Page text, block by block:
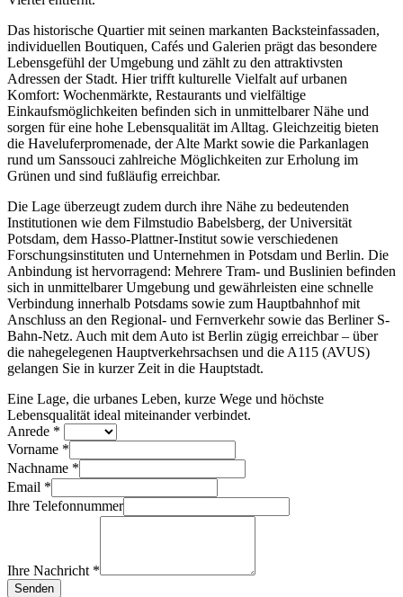
Das historische Quartier mit seinen markanten Backsteinfassaden,
individuellen Boutiquen, Cafés und Galerien prägt das besondere
Lebensgefühl der Umgebung und zählt zu den attraktivsten
Adressen der Stadt. Hier trifft kulturelle Vielfalt auf urbanen
Komfort: Wochenmärkte, Restaurants und vielfältige
Einkaufsmöglichkeiten befinden sich in unmittelbarer Nähe und
sorgen für eine hohe Lebensqualität im Alltag. Gleichzeitig bieten
die Haveluferpromenade, der Alte Markt sowie die Parkanlagen
rund um Sanssouci zahlreiche Möglichkeiten zur Erholung im
Grünen und sind fußläufig erreichbar.
Die Lage überzeugt zudem durch ihre Nähe zu bedeutenden
Institutionen wie dem Filmstudio Babelsberg, der Universität
Potsdam, dem Hasso-Plattner-Institut sowie verschiedenen
Forschungsinstituten und Unternehmen in Potsdam und Berlin. Die
Anbindung ist hervorragend: Mehrere Tram- und Buslinien befinden
sich in unmittelbarer Umgebung und gewährleisten eine schnelle
Verbindung innerhalb Potsdams sowie zum Hauptbahnhof mit
Anschluss an den Regional- und Fernverkehr sowie das Berliner S-
Bahn-Netz. Auch mit dem Auto ist Berlin zügig erreichbar – über
die nahegelegenen Hauptverkehrsachsen und die A115 (AVUS)
gelangen Sie in kurzer Zeit in die Hauptstadt.
Eine Lage, die urbanes Leben, kurze Wege und höchste
Lebensqualität ideal miteinander verbindet.
Anrede *
Vorname *
Nachname *
Email *
Ihre Telefonnummer
Ihre Nachricht *
Senden